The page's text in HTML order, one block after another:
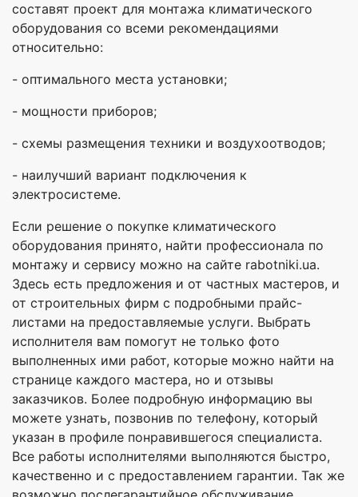
составят проект для монтажа климатического
оборудования со всеми рекомендациями
относительно:
- оптимального места установки;
- мощности приборов;
- схемы размещения техники и воздухоотводов;
- наилучший вариант подключения к
электросистеме.
Если решение о покупке климатического
оборудования принято, найти профессионала по
монтажу и сервису можно на сайте rabotniki.ua.
Здесь есть предложения и от частных мастеров, и
от строительных фирм с подробными прайс-
листами на предоставляемые услуги. Выбрать
исполнителя вам помогут не только фото
выполненных ими работ, которые можно найти на
странице каждого мастера, но и отзывы
заказчиков. Более подробную информацию вы
можете узнать, позвонив по телефону, который
указан в профиле понравившегося специалиста.
Все работы исполнителями выполняются быстро,
качественно и с предоставлением гарантии. Так же